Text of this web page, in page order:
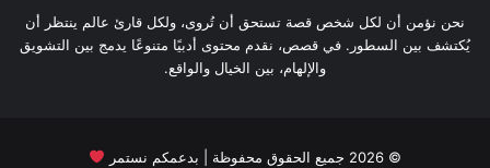
نحن نؤمن أن لكل شخص قصة تستحق أن تُروى، ولكل قارئ عالم ينتظر أن
يُكتشف بين السطور. في قصص، نقدم محتوى أدبيًا متنوعًا يدمج بين التشويق
والإلهام، بين الخيال والواقع.
©
2026 جميع الحقوق محفوظة | بدعمكم نستمر